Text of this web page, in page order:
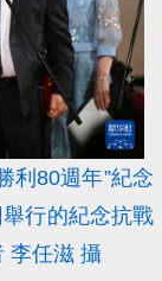
利80週年”紀念
行的紀念抗戰
李任滋 攝